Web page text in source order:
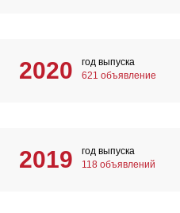
2020
год выпуска
621 объявление
2019
год выпуска
118 объявлений